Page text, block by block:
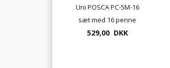
Uni POSCA PC-5M-16
sæt med 16 penne
Standard
529,00 DKK